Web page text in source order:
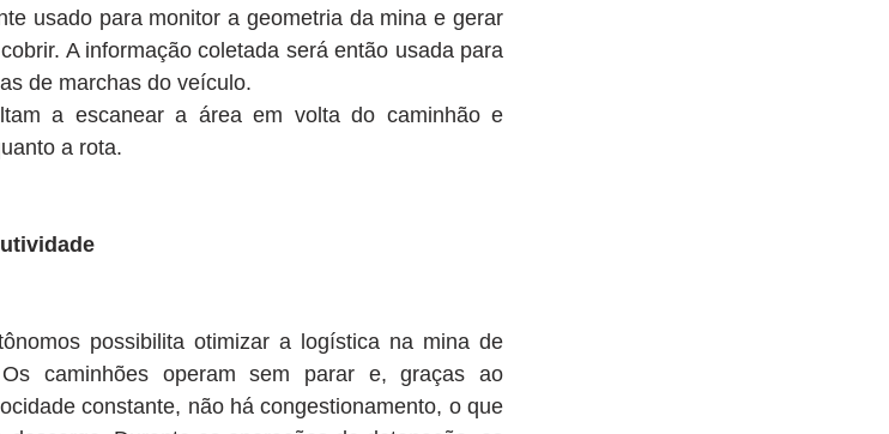
usado para monitor a geometria da mina e gerar
A informação coletada será então usada para
de marchas do veículo.
a escanear a área em volta do caminhão e
a rota.
possibilita otimizar a logística na mina de
caminhões operam sem parar e, graças ao
constante, não há congestionamento, o que